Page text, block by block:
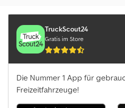
TruckScout24
Gratis im Store
Die Nummer 1 App für
Freizeitfahrzeuge!